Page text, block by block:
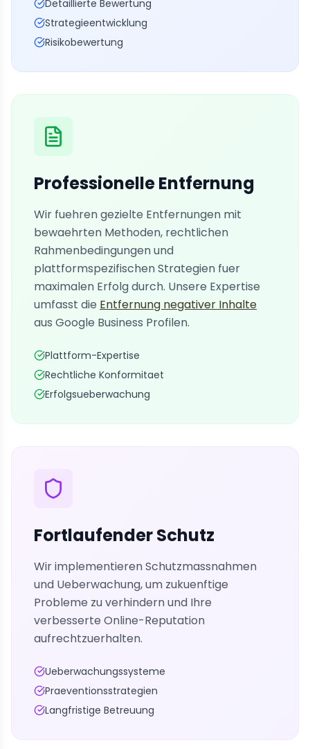
Detaillierte Bewertung
Strategieentwicklung
Risikobewertung
Professionelle Entfernung
Wir fuehren gezielte Entfernungen mit
bewaehrten Methoden, rechtlichen
Rahmenbedingungen und
plattformspezifischen Strategien fuer
maximalen Erfolg durch. Unsere Expertise
umfasst die Entfernung negativer Inhalte
aus Google Business Profilen.
Plattform-Expertise
Rechtliche Konformitaet
Erfolgsueberwachung
Fortlaufender Schutz
Wir implementieren Schutzmassnahmen
und Ueberwachung, um zukuenftige
Probleme zu verhindern und Ihre
verbesserte Online-Reputation
aufrechtzuerhalten.
Ueberwachungssysteme
Praeventionsstrategien
Langfristige Betreuung